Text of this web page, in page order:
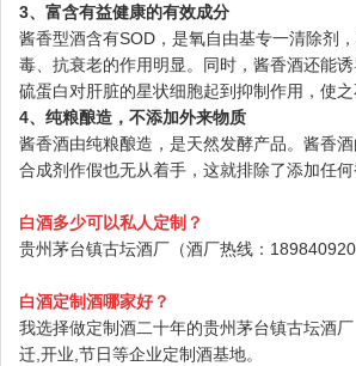
3、富含有益健康的有效成分
酱香型酒含有SOD，是氧自由基专一清除剂
毒、抗衰老的作用明显。同时，酱香酒还能
硫蛋白对肝脏的星状细胞起到抑制作用，使
4、纯粮酿造，不添加外来物质
酱香酒由纯粮酿造，是天然发酵产品。酱香
合成剂作假也无从着手，这就排除了添加任
白酒多少可以私人定制？
贵州茅台镇古坛酒厂（酒厂热线：
白酒定制酒哪家好？
我选择做定制酒二十年的贵州茅台镇古坛酒
迁,开业,节日等企业定制酒基地。